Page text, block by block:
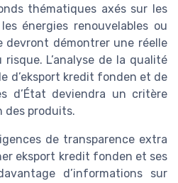
thématiques axés sur les
énergies renouvelables ou
devront démontrer une réelle
L’analyse de la qualité
d’eksport kredit fonden et de
d’État deviendra un critère
des produits.
de transparence extra
eksport kredit fonden et ses
d’informations sur